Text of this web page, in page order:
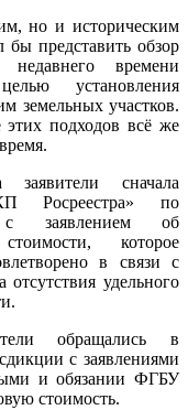
но и историческим
бы представить обзор
времени
установления
земельных участков.
подходов всё же
сначала
Росреестра» по
с заявлением об
которое
в связи с
отсутствия удельного
обращались в
с заявлениями
и обязании ФГБУ
стоимость.